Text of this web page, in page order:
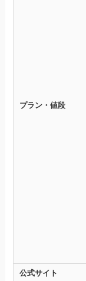
プラン・値段
公式サイト